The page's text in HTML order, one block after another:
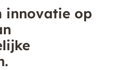
innovatie op